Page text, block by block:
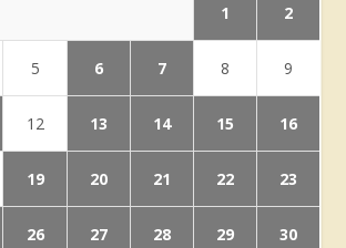
1 2
5 6 7 8 9
12 13 14 15 16
19 20 21 22 23
26 27 28 29 30